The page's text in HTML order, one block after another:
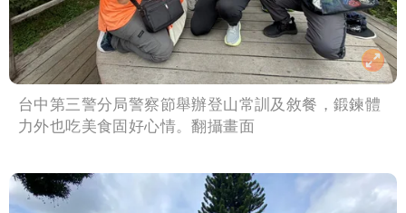
台中第三警分局警察節舉辦登山常訓及敘餐，鍛鍊體
力外也吃美食固好心情。翻攝畫面